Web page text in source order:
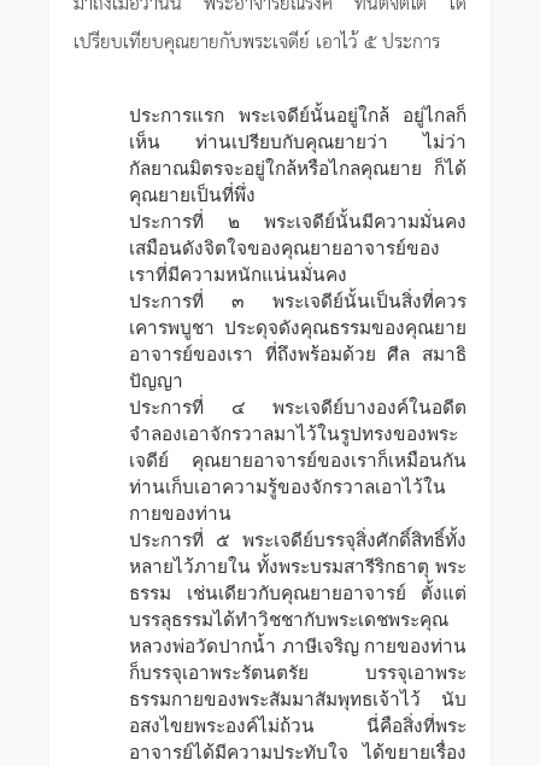
เปรียบเทียบคุณยายกับพระเจดีย์ เอาไว้ ๕ ประการ
ประการแรก พระเจดีย์นั้นอยู่ใกล้ อยู่ไกลก็
เห็น ท่านเปรียบกับคุณยายว่า ไม่ว่า
กัลยาณมิตรจะอยู่ใกล้หรือไกลคุณยาย ก็ได้
คุณยายเป็นที่พึ่ง
ประการที่ ๒ พระเจดีย์นั้นมีความมั่นคง
เสมือนดังจิตใจของคุณยายอาจารย์ของ
เราที่มีความหนักแน่นมั่นคง
ประการที่ ๓ พระเจดีย์นั้นเป็นสิ่งที่ควร
เคารพบูชา ประดุจดังคุณธรรมของคุณยาย
อาจารย์ของเรา ที่ถึงพร้อมด้วย ศีล สมาธิ
ปัญญา
ประการที่ ๔ พระเจดีย์บางองค์ในอดีต
จำลองเอาจักรวาลมาไว้ในรูปทรงของพระ
เจดีย์ คุณยายอาจารย์ของเราก็เหมือนกัน
ท่านเก็บเอาความรู้ของจักรวาลเอาไว้ใน
กายของท่าน
ประการที่ ๕ พระเจดีย์บรรจุสิ่งศักดิ์สิทธิ์ทั้ง
หลายไว้ภายใน ทั้งพระบรมสารีริกธาตุ พระ
ธรรม เช่นเดียวกับคุณยายอาจารย์ ตั้งแต่
บรรลุธรรมได้ทำวิชชากับพระเดชพระคุณ
หลวงพ่อวัดปากน้ำ ภาษีเจริญ กายของท่าน
ก็บรรจุเอาพระรัตนตรัย บรรจุเอาพระ
ธรรมกายของพระสัมมาสัมพุทธเจ้าไว้ นับ
อสงไขยพระองค์ไม่ถ้วน นี่คือสิ่งที่พระ
อาจารย์ได้มีความประทับใจ ได้ขยายเรื่อง